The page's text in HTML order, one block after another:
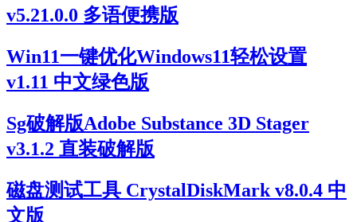
v5.21.0.0 多语便携版
Win11一键优化Windows11轻松设置
v1.11 中文绿色版
Sg破解版Adobe Substance 3D Stager
v3.1.2 直装破解版
磁盘测试工具 CrystalDiskMark v8.0.4 中
文版